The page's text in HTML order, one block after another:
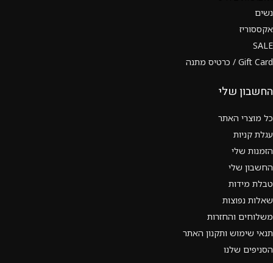
נשים
אקססוריז
SALE
Gift Card / כרטיס מתנה
החשבון שלי
כל מוצרי האתר
עגלת קניות
הזמנות שלי
החשבון שלי
טבלת מידות
שאלות נפוצות
משלוחים והחזרות
תנאי שימוש ותקנון האתר
הסניפים שלנו